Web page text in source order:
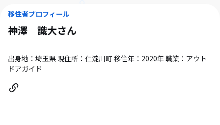
移住者プロフィール
神澤 識大さん
出身地：埼玉県 現住所：仁淀川町 移住年：2020年 職業：アウト
ドアガイド